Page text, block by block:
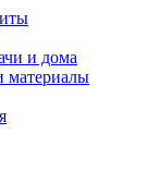
и дома
материалы